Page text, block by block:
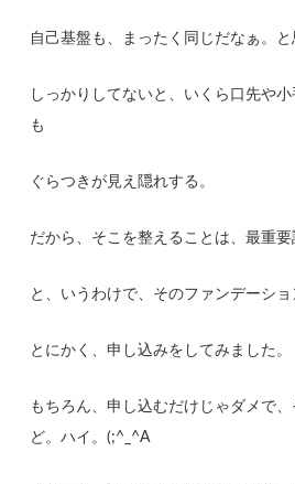
自己基盤も、まったく同じだなぁ。と
しっかりしてないと、いくら口先や
も
ぐらつきが見え隠れする。
だから、そこを整えることは、最重要
と、いうわけで、そのファンデーシ
とにかく、申し込みをしてみました。
もちろん、申し込むだけじゃダメで
ど。ハイ。(;^_^A